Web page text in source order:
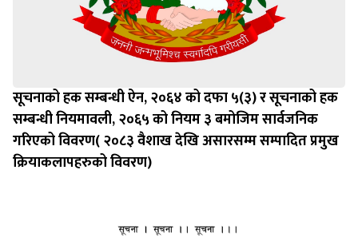
सूचनाको हक सम्बन्धी ऐन, २०६४ को दफा ५(३) र सूचनाको हक
सम्बन्धी नियमावली, २०६५ को नियम ३ बमोजिम सार्वजनिक
गरिएको विवरण( २०८३ वैशाख देखि असारसम्म सम्पादित प्रमुख
क्रियाकलापहरुको विवरण)